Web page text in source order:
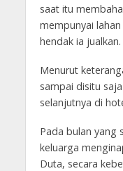
saat itu
mempunyai
hendak ia jualkan.
Menurut
sampai disitu
selanjutnya di
Pada bulan yang
keluarga
Duta, secara